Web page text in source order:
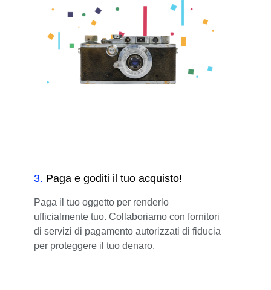
3. Paga e goditi il tuo acquisto!
Paga il tuo oggetto per renderlo
ufficialmente tuo. Collaboriamo con fornitori
di servizi di pagamento autorizzati di fiducia
per proteggere il tuo denaro.